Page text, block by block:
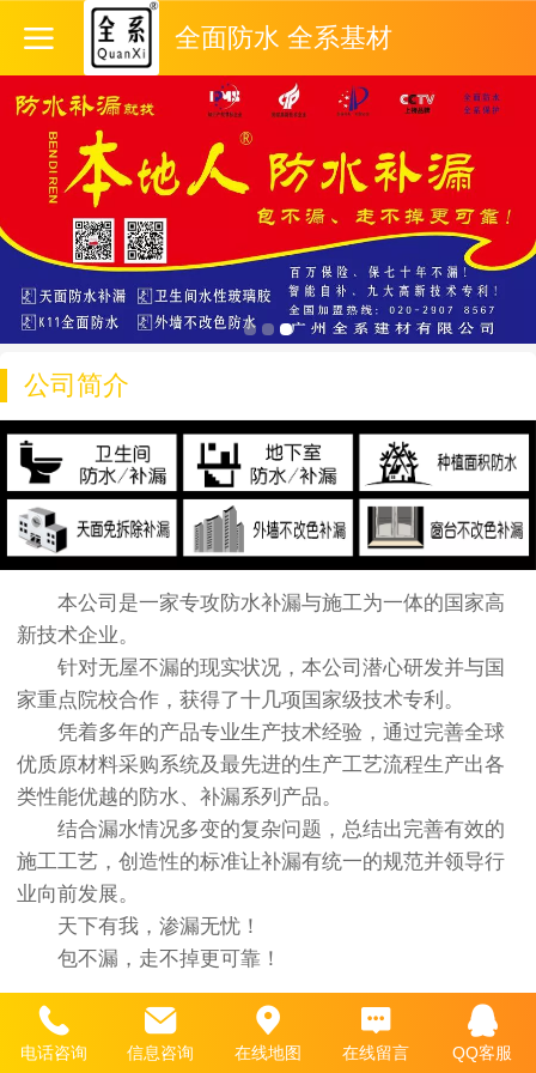
全面防水 全系基材
公司简介
本公司是一家专攻防水补漏与施工为一体的国家高
新技术企业。
针对无屋不漏的现实状况，本公司潜心研发并与国
家重点院校合作，获得了十几项国家级技术专利。
凭着多年的产品专业生产技术经验，通过完善全球
优质原材料采购系统及最先进的生产工艺流程生产出各
类性能优越的防水、补漏系列产品。
结合漏水情况多变的复杂问题，总结出完善有效的
施工工艺，创造性的标准让补漏有统一的规范并领导行
业向前发展。
天下有我，渗漏无忧！
包不漏，走不掉更可靠！
电话咨询 信息咨询 在线地图 在线留言 QQ客服